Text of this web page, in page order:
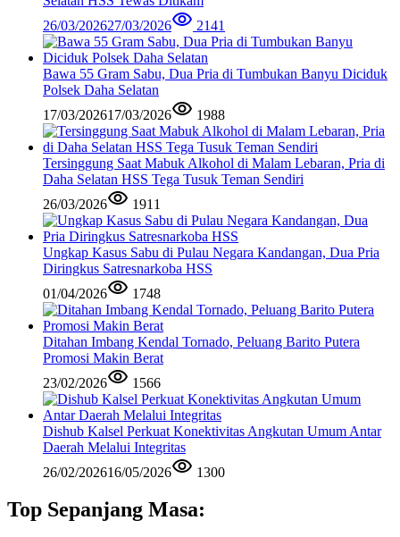
26/03/202627/03/2026 2141
Bawa 55 Gram Sabu, Dua Pria di Tumbukan Banyu Diciduk
Polsek Daha Selatan
17/03/202617/03/2026 1988
Tersinggung Saat Mabuk Alkohol di Malam Lebaran, Pria di
Daha Selatan HSS Tega Tusuk Teman Sendiri
26/03/2026
1911
Ungkap Kasus Sabu di Pulau Negara Kandangan, Dua Pria
Diringkus Satresnarkoba HSS
01/04/2026
1748
Ditahan Imbang Kendal Tornado, Peluang Barito Putera
Promosi Makin Berat
23/02/2026
1566
Dishub Kalsel Perkuat Konektivitas Angkutan Umum Antar
Daerah Melalui Integritas
26/02/202616/05/2026 1300
Top Sepanjang Masa: